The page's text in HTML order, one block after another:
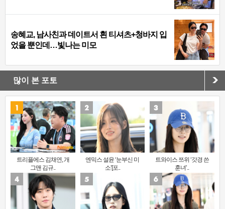
송혜교, 남사친과 데이트서 흰 티셔츠+청바지 입
었을 뿐인데…빛나는 미모
많이 본 포토
트리플에스 김채연, 개
그맨 김규..
엔믹스 설윤 ‘눈부신 미
소’[포..
트와이스 쯔위 ‘갓경 쓴
훈녀’..